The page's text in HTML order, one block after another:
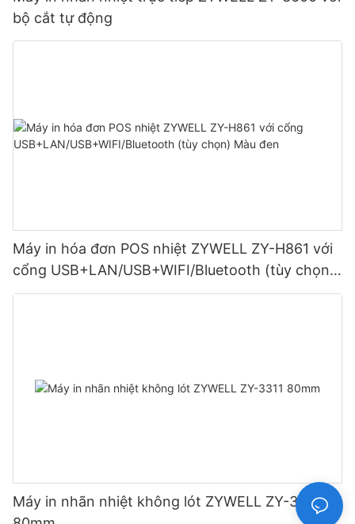
bộ cắt tự động
Máy in hóa đơn POS nhiệt ZYWELL ZY-H861 với
cổng USB+LAN/USB+WIFI/Bluetooth (tùy chọn)
Màu đen
Máy in nhãn nhiệt không lót ZYWELL ZY-3311